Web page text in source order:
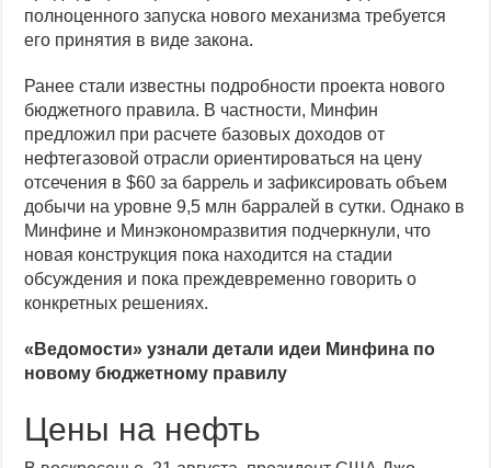
полноценного запуска нового механизма требуется
его принятия в виде закона.
Ранее стали известны подробности проекта нового
бюджетного правила. В частности, Минфин
предложил при расчете базовых доходов от
нефтегазовой отрасли ориентироваться на цену
отсечения в $60 за баррель и зафиксировать объем
добычи на уровне 9,5 млн барралей в сутки. Однако в
Минфине и Минэкономразвития подчеркнули, что
новая конструкция пока находится на стадии
обсуждения и пока преждевременно говорить о
конкретных решениях.
«Ведомости» узнали детали идеи Минфина по
новому бюджетному правилу
Цены на нефть